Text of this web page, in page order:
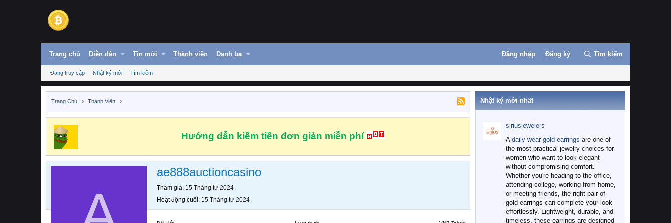
Trang chủ Diễn đàn Tin mới Thành viên Danh bạ Đăng nhập Đăng ký Tìm kiếm
Đang truy cập Nhật ký mới Tìm kiếm
Trang Chủ Thành Viên
Hướng dẫn kiếm tiền đơn giản miễn phí
ae888auctioncasino
Tham gia 15 Tháng tư 2024
Hoạt động cuối 15 Tháng tư 2024
Nhật ký mới nhất
siriusjewelers
A daily wear gold earrings are one of
the most practical jewelry choices for
women who want to look elegant
without compromising comfort.
Whether you're heading to the office,
attending college, working from home,
or meeting friends, the right pair of
gold earrings can complete your look
effortlessly. Lightweight, durable, and
timeless, these earrings are designed